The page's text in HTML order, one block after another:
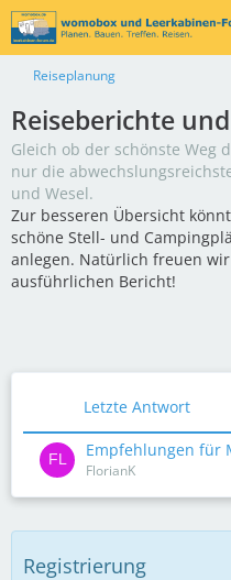
Reiseplanung
Reiseberichte
Gleich ob der schönste Weg
nur die
und Wesel.
Zur besseren Übersicht
schöne Stell- und
anlegen. Natürlich freuen
ausführlichen Bericht!
Letzte Antwort
Empfehlungen für
FlorianK
Registrierung